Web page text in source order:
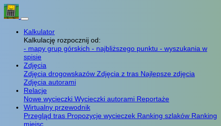
Kalkulator
Kalkulację rozpocznij od:
- mapy grup górskich - najbliższego punktu - wyszukania w
spisie
Zdjęcia
Zdjęcia drogowskazów Zdjęcia z tras Najlepsze zdjęcia
Zdjęcia autorami
Relacje
Nowe wycieczki Wycieczki autorami Reportaże
Wirtualny przewodnik
Przegląd tras Propozycje wycieczek Ranking szlaków Ranking
miejsc